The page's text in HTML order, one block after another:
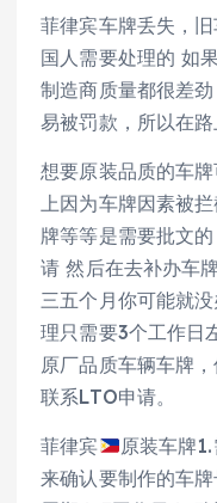
菲律宾车牌丢失，
国人需要处理的 如
制造商质量都很差
易被罚款，所以在路
想要原装品质的车
上因为车牌因素被
牌等等是需要批文
请 然后在去补办车
三五个月你可能就
理只需要3个工作日
原厂品质车辆车牌
联系LTO申请。
菲律宾
原装车牌
来确认要制作的车